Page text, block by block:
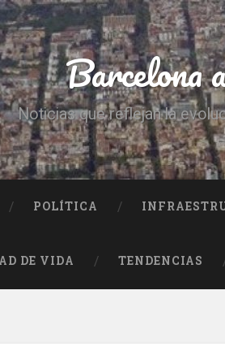
Barcelona
Noticias que reflejan la
POLÍTICA
DE VIDA TENDENCIAS